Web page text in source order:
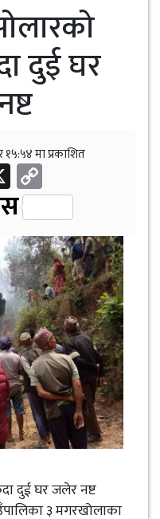
दुई घर
मा प्रकाशित
X
Link
दुई घर जलेर नष्ट
३ मगरखोलाका